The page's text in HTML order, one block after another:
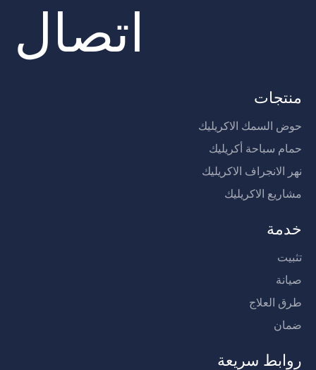
اتصال
منتجات
حوض السمك الاكريليك
حمام سباحة أكريليك
نهر الانجراف الاكريليك
مشاريع الاكريليك
خدمة
تثبيت
صيانة
طرق العلاج
ضمان
روابط سريعة